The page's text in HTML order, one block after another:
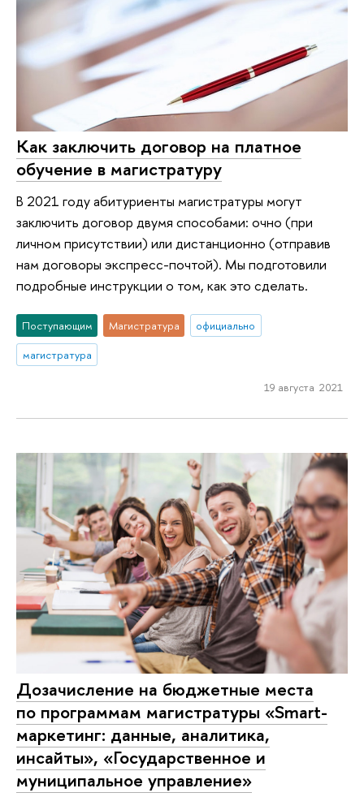
Как заключить договор на платное
обучение в магистратуру
В 2021 году абитуриенты магистратуры могут
заключить договор двумя способами: очно (при
личном присутствии) или дистанционно (отправив
нам договоры экспресс-почтой). Мы подготовили
подробные инструкции о том, как это сделать.
Поступающим Магистратура
официально
магистратура
19 августа 2021
Дозачисление на бюджетные места
по программам магистратуры «Smart-
маркетинг: данные, аналитика,
инсайты», «Государственное и
муниципальное управление»